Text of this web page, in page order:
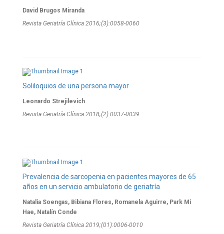
David Brugos Miranda
Revista Geriatría Clí­nica 2016;(3):0058-0060
Soliloquios de una persona mayor
Leonardo Strejilevich
Revista Geriatría Clí­nica 2018;(2):0037-0039
Prevalencia de sarcopenia en pacientes mayores de 65
años en un servicio ambulatorio de geriatría
Natalia Soengas, Bibiana Flores, Romanela Aguirre, Park Mi
Hae, Natalín Conde
Revista Geriatría Clí­nica 2019;(01):0006-0010